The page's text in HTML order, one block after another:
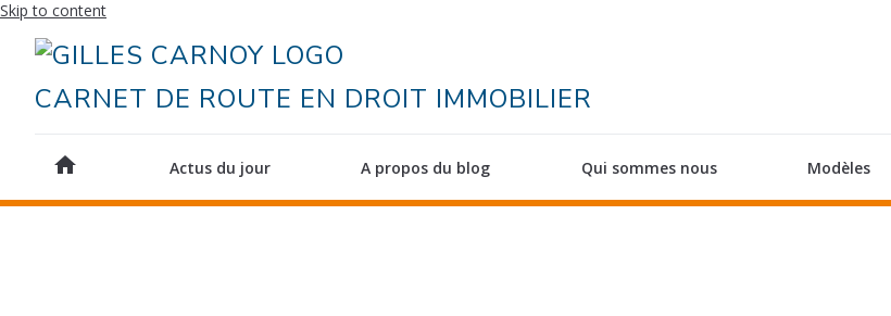
Skip to content
CARNET DE ROUTE EN DROIT IMMOBILIER
home Actus du jour A propos du blog Qui sommes nous Modèles